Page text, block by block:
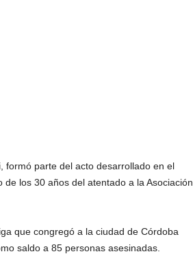
formó parte del acto desarrollado en el
los 30 años del atentado a la Asociación
que congregó a la ciudad de Córdoba
saldo a 85 personas asesinadas.